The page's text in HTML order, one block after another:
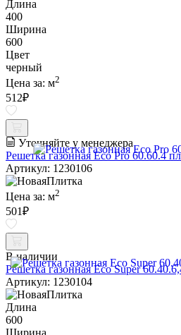
Длина
400
Ширина
600
Цвет
черный
Цена за: м2
512₽
Уточняйте у менеджера
Решетка газонная Eco Pro 60.60.4
Артикул: 1230106
Цена за: м2
501₽
В наличии
Решетка газонная Eco Super
Артикул: 1230104
Длина
600